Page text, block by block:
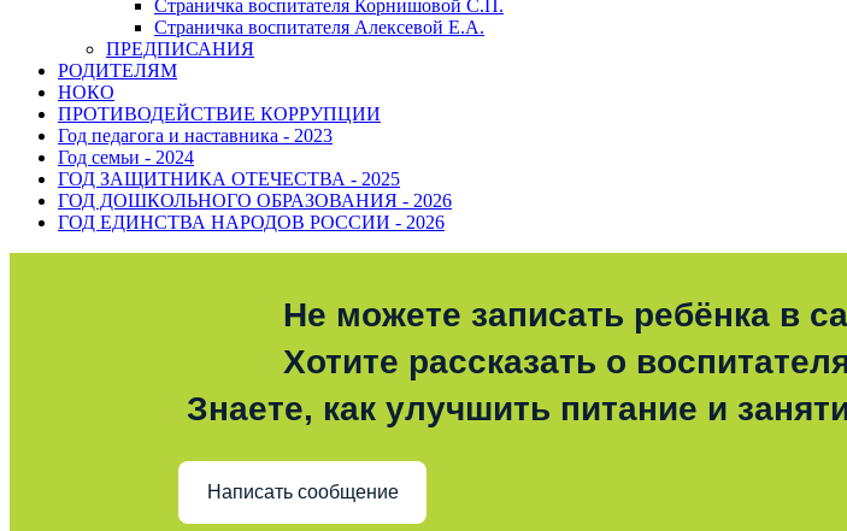
Страничка воспитателя Корнишовой С.П.
Страничка воспитателя Алексевой Е.А.
ПРЕДПИСАНИЯ
РОДИТЕЛЯМ
НОКО
ПРОТИВОДЕЙСТВИЕ КОРРУПЦИИ
Год педагога и наставника - 2023
Год семьи - 2024
ГОД ЗАЩИТНИКА ОТЕЧЕСТВА - 2025
ГОД ДОШКОЛЬНОГО ОБРАЗОВАНИЯ - 2026
ГОД ЕДИНСТВА НАРОДОВ РОССИИ - 2026
Не можете записать ребёнка в
Хотите рассказать о
Знаете, как улучшить питание и
Написать сообщение